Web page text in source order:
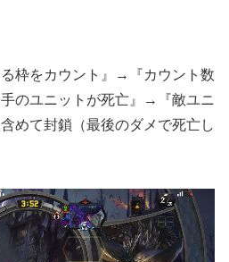
る枠をカウント』→『カウント数
のユニットが死亡』→『敵ユニ
めて封鎖（最後のダメで死亡し